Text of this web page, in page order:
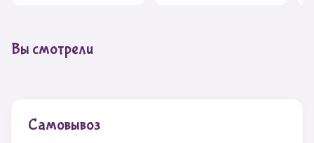
Вы смотрели
Самовывоз